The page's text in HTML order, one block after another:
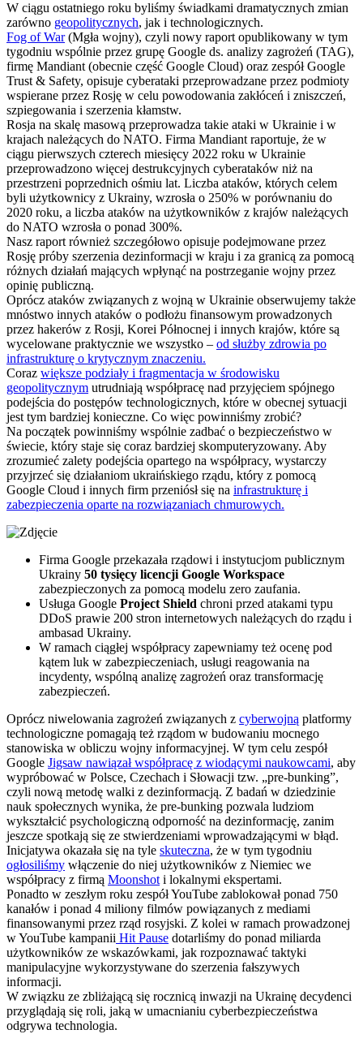
W ciągu ostatniego roku byliśmy świadkami dramatycznych zmian
zarówno geopolitycznych, jak i technologicznych.
Fog of War(Mgła wojny), czyli nowy raport opublikowany w tym
tygodniu wspólnie przez grupę Google ds. analizy zagrożeń (TAG),
firmę Mandiant (obecnie część Google Cloud) oraz zespół Google
Trust & Safety, opisuje cyberataki przeprowadzane przez podmioty
wspierane przez Rosję w celu powodowania zakłóceń i zniszczeń,
szpiegowania i szerzenia kłamstw.
Rosja na skalę masową przeprowadza takie ataki w Ukrainie i w
krajach należących do NATO. Firma Mandiant raportuje, że w
ciągu pierwszych czterech miesięcy 2022 roku w Ukrainie
przeprowadzono więcej destrukcyjnych cyberataków niż na
przestrzeni poprzednich ośmiu lat. Liczba ataków, których celem
byli użytkownicy z Ukrainy, wzrosła o 250% w porównaniu do
2020 roku, a liczba ataków na użytkowników z krajów należących
do NATO wzrosła o ponad 300%.
Nasz raport również szczegółowo opisuje podejmowane przez
Rosję próby szerzenia dezinformacji w kraju i za granicą za pomocą
różnych działań mających wpłynąć na postrzeganie wojny przez
opinię publiczną.
Oprócz ataków związanych z wojną w Ukrainie obserwujemy także
mnóstwo innych ataków o podłożu finansowym prowadzonych
przez hakerów z Rosji, Korei Północnej i innych krajów, które są
wycelowane praktycznie we wszystko – od służby zdrowia po
infrastrukturę o krytycznym znaczeniu.
Coraz większe podziały i fragmentacja w środowisku
geopolitycznym utrudniają współpracę nad przyjęciem spójnego
podejścia do postępów technologicznych, które w obecnej sytuacji
jest tym bardziej konieczne. Co więc powinniśmy zrobić?
Na początek powinniśmy wspólnie zadbać o bezpieczeństwo w
świecie, który staje się coraz bardziej skomputeryzowany. Aby
zrozumieć zalety podejścia opartego na współpracy, wystarczy
przyjrzeć się działaniom ukraińskiego rządu, który z pomocą
Google Cloud i innych firm przeniósł się na infrastrukturę i
zabezpieczenia oparte na rozwiązaniach chmurowych.
Firma Google przekazała rządowi i instytucjom publicznym
Ukrainy 50 tysięcy licencji Google Workspace
zabezpieczonych za pomocą modelu zero zaufania.
Usługa Google Project Shield chroni przed atakami typu
DDoS prawie 200 stron internetowych należących do rządu i
ambasad Ukrainy.
W ramach ciągłej współpracy zapewniamy też ocenę pod
kątem luk w zabezpieczeniach, usługi reagowania na
incydenty, wspólną analizę zagrożeń oraz transformację
zabezpieczeń.
Oprócz niwelowania zagrożeń związanych z cyberwojną platformy
technologiczne pomagają też rządom w budowaniu mocnego
stanowiska w obliczu wojny informacyjnej. W tym celu zespół
Google Jigsaw nawiązał współpracę z wiodącymi naukowcami, aby
wypróbować w Polsce, Czechach i Słowacji tzw. „pre-bunking”,
czyli nową metodę walki z dezinformacją. Z badań w dziedzinie
nauk społecznych wynika, że pre-bunking pozwala ludziom
wykształcić psychologiczną odporność na dezinformację, zanim
jeszcze spotkają się ze stwierdzeniami wprowadzającymi w błąd.
Inicjatywa okazała się na tyle skuteczna, że w tym tygodniu
ogłosiliśmy włączenie do niej użytkowników z Niemiec we
współpracy z firmą Moonshoti lokalnymi ekspertami.
Ponadto w zeszłym roku zespół YouTube zablokował ponad 750
kanałów i ponad 4 miliony filmów powiązanych z mediami
finansowanymi przez rząd rosyjski. Z kolei w ramach prowadzonej
w YouTube kampanii Hit Pause dotarliśmy do ponad miliarda
użytkowników ze wskazówkami, jak rozpoznawać taktyki
manipulacyjne wykorzystywane do szerzenia fałszywych
informacji.
W związku ze zbliżającą się rocznicą inwazji na Ukrainę decydenci
przyglądają się roli, jaką w umacnianiu cyberbezpieczeństwa
odgrywa technologia.